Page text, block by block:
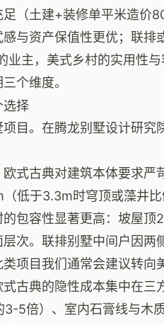
（土建+装修单平米造价
与资产保值性更优；联
业主，美式乡村的实用性
个维度。
选择
目。在腾龙别墅设计研究
欧式古典对建筑本体要求
低于3.3m时穹顶或藻井
包容性显著更高：坡屋顶
次。联排别墅中间户因两
项目我们通常会建议转向
式古典的隐性成本集中在三
5倍）、室内石膏线与木